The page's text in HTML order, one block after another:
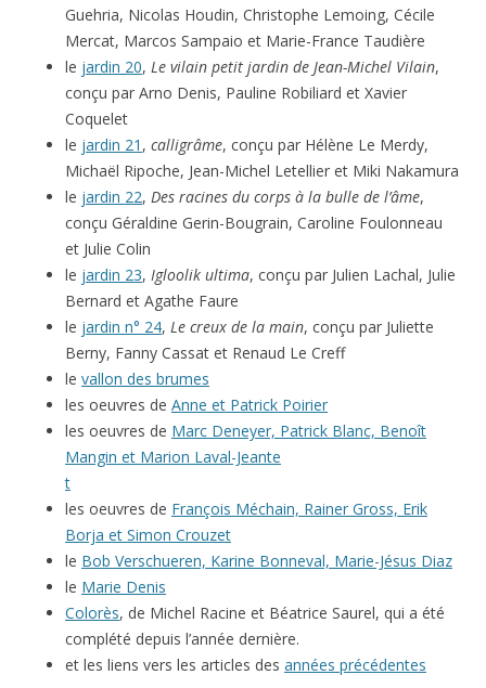
Guehria, Nicolas Houdin, Christophe Lemoing, Cécile
Mercat, Marcos Sampaio et Marie-France Taudière
le jardin 20, Le vilain petit jardin de Jean-Michel Vilain,
conçu par Arno Denis, Pauline Robiliard et Xavier
Coquelet
le jardin 21 , calligrâme, conçu par Hélène Le Merdy,
Michaël Ripoche, Jean-Michel Letellier et Miki Nakamura
le jardin 22, Des racines du corps à la bulle de l’âme,
conçu Géraldine Gerin-Bougrain, Caroline Foulonneau
et Julie Colin
le jardin 23, Igloolik ultima, conçu par Julien Lachal, Julie
Bernard et Agathe Faure
le jardin n° 24, Le creux de la main, conçu par Juliette
Berny, Fanny Cassat et Renaud Le Creff
le vallon des brumes
les oeuvres de Anne et Patrick Poirier
les oeuvres de Marc Deneyer, Patrick Blanc, Benoît
Mangin et Marion Laval-Jeante
t
les oeuvres de François Méchain, Rainer Gross, Erik
Borja et Simon Crouzet
le Bob Verschueren, Karine Bonneval, Marie-Jésus Diaz
le Marie Denis
Colorès, de Michel Racine et Béatrice Saurel, qui a été
complété depuis l’année dernière.
et les liens vers les articles des années précédentes